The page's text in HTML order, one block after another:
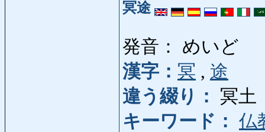
冥途
発音： めいど
漢字： 冥 , 途
違う綴り：
冥土
キーワード： 仏